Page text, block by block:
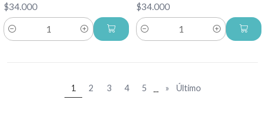
$34.000
Cantidad
$34.000
Cantidad
1 2 3 4 5 » Último